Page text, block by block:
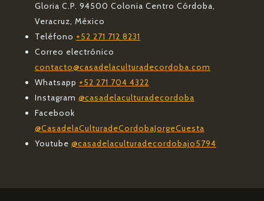
Gloria C.P. 94500 Colonia Centro Córdoba,
Veracruz, México
Teléfono +52 271 712 8231
Correo electrónico
contacto@casadelaculturadecordoba.com
Whatsapp +52 271 704 4322
Instagram @casadelaculturadecordoba
Facebook
@CasadelaCulturadeCordobaJorgeCuesta
Youtube @casadelaculturadecordobajo5794